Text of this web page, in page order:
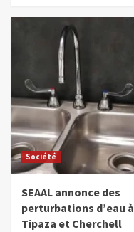
Société
SEAAL annonce des
perturbations d’eau à
Tipaza et Cherchell